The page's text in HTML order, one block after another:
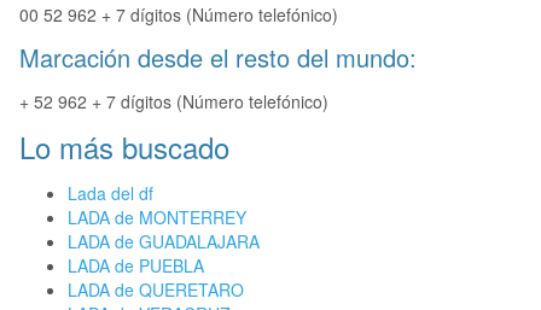
00 52 962 + 7 dígitos (Número telefónico)
Marcación desde el resto del mundo:
+ 52 962 + 7 dígitos (Número telefónico)
Lo más buscado
Lada del df
LADA de MONTERREY
LADA de GUADALAJARA
LADA de PUEBLA
LADA de QUERETARO